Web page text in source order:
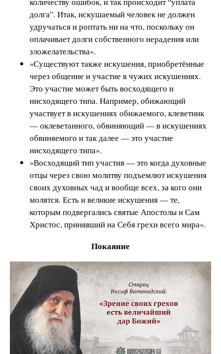
долга”. Итак, искушаемый человек не должен
удручаться и роптать ни на что, поскольку он
оплачивает долги собственного нерадения или
зложелательства».
«Существуют также искушения, приобретённые
через общение и участие в чужих искушениях.
Это участие может быть восходящего и
нисходящего типа. Например, обижающий
участвует в искушениях обижаемого, клеветник
— оклеветанного, обвиняющий — в искушениях
обвиняемого и так далее — это участие
нисходящего типа».
«Восходящий тип участия — это когда духовные
отцы через свою молитву подъемлют искушения
своих духовных чад и вообще всех, за кого они
молятся. Есть и великие искушения — те,
которым подвергались святые Апостолы и Сам
Христос, принявший на Себя грехи всего мира».
Покаяние